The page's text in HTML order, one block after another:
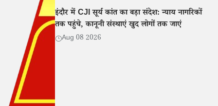
इंदौर में CJI सूर्य कांत का बड़ा संदेश: न्याय नागरिकों
तक पहुंचे, कानूनी संस्थाएं खुद लोगों तक जाएं
Aug 08 2026